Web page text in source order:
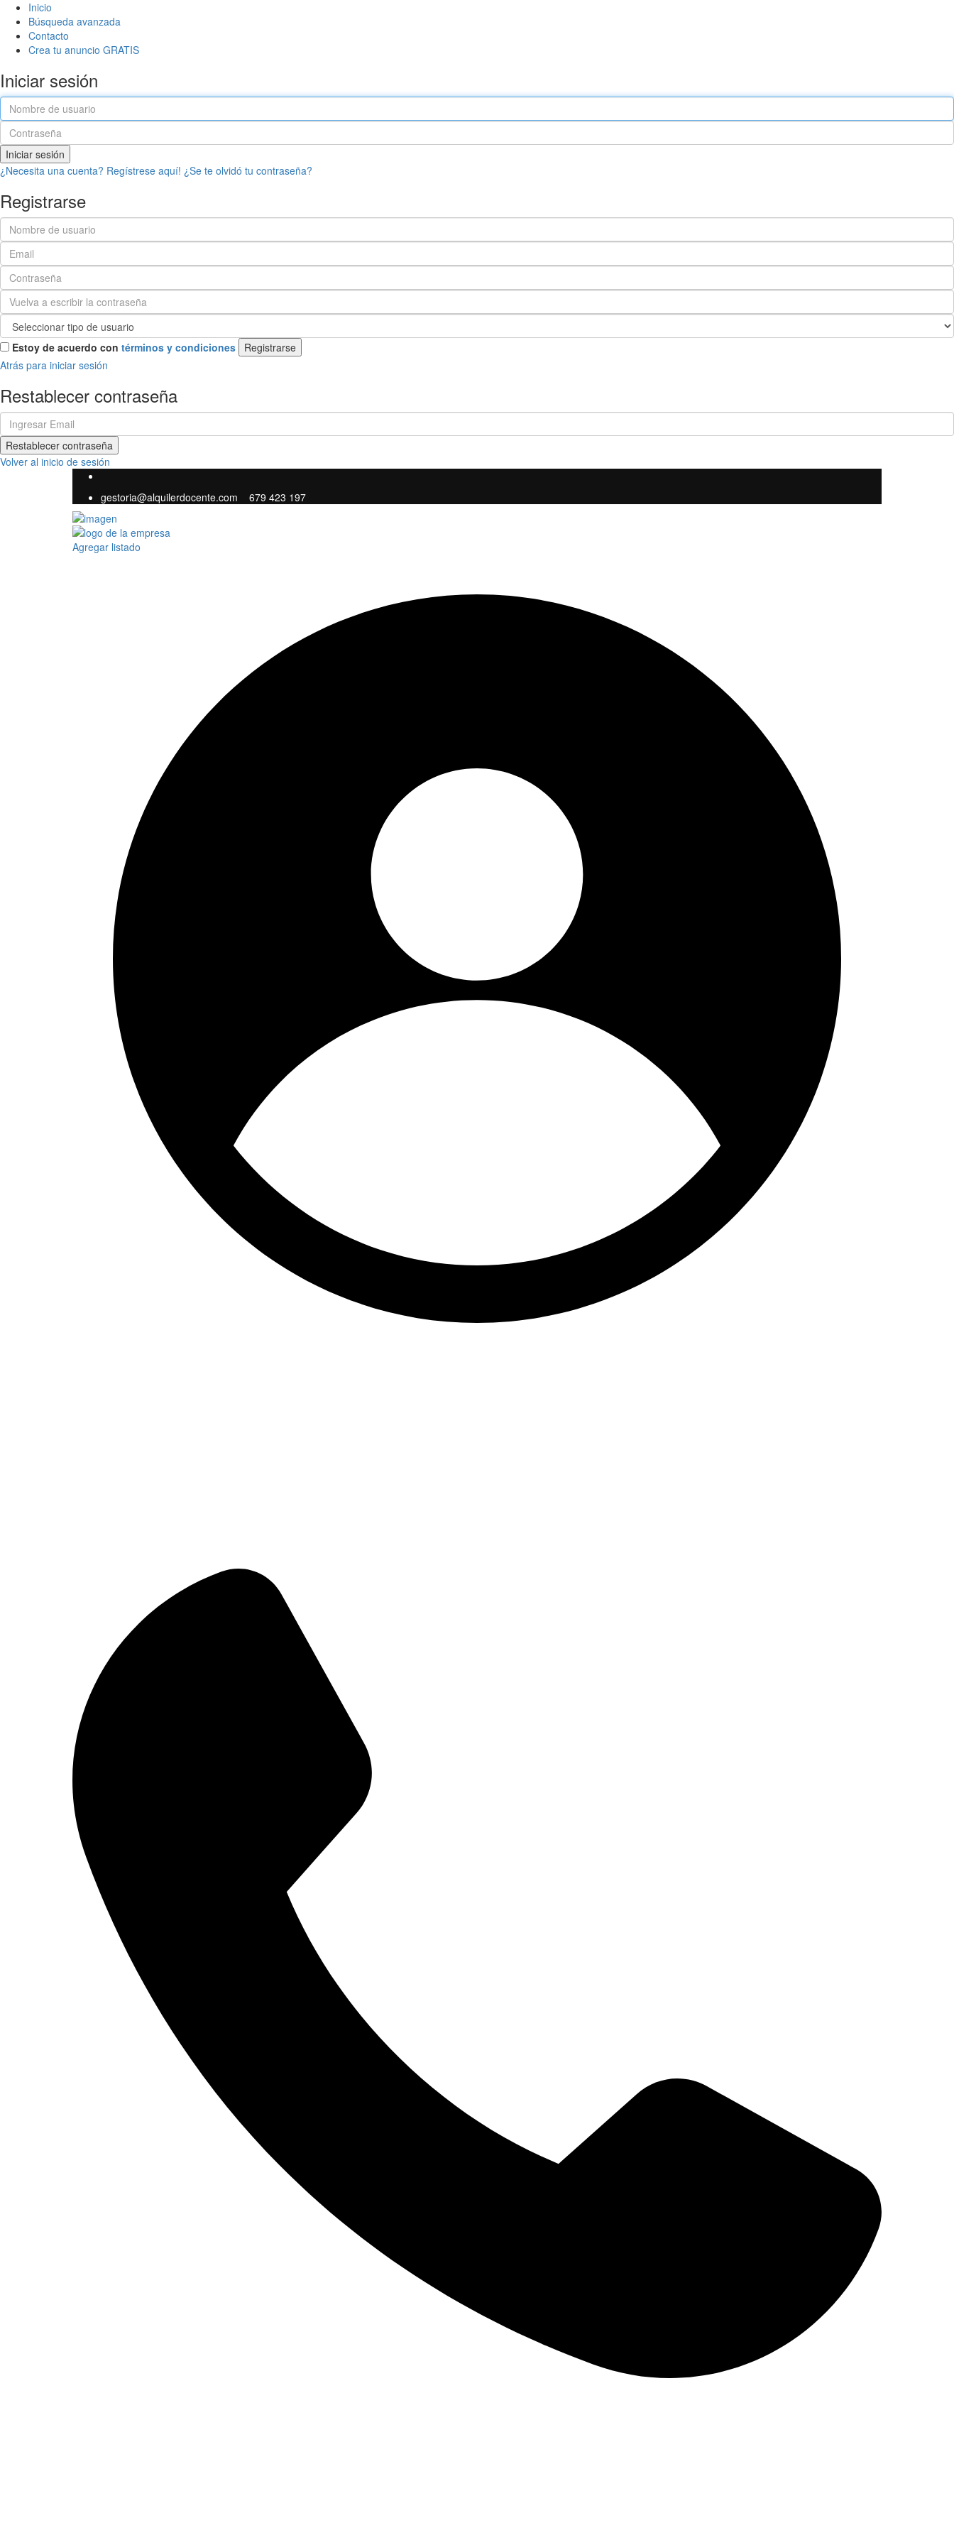
Inicio
Búsqueda avanzada
Contacto
Crea tu anuncio GRATIS
Iniciar sesión
Iniciar sesión
¿Necesita una cuenta? Regístrese aquí! ¿Se te olvidó tu contraseña?
Registrarse
Estoy de acuerdo con términos y condiciones
Registrarse
Atrás para iniciar sesión
Restablecer contraseña
Restablecer contraseña
Volver al inicio de sesión
gestoria@alquilerdocente.com 679 423 197
Agregar listado